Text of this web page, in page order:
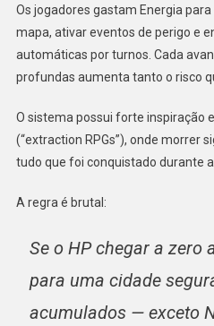
Os jogadores gastam Energia
mapa, ativar eventos de perigo e
automáticas por turnos. Cada
profundas aumenta tanto o risco
O sistema possui forte inspiração
(“extraction RPGs”), onde morrer
tudo que foi conquistado durante a
A regra é brutal:
Se o HP chegar a zero
para uma cidade
acumulados — exceto